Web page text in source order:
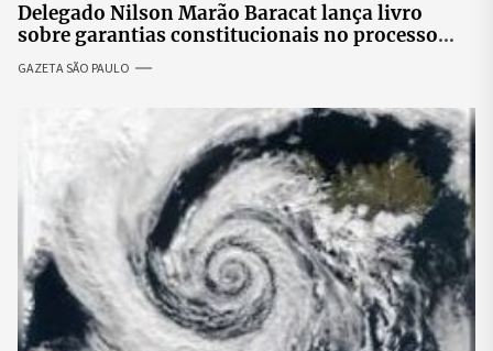
Delegado Nilson Marão Baracat lança livro
sobre garantias constitucionais no processo
penal brasileiro
GAZETA SÃO PAULO